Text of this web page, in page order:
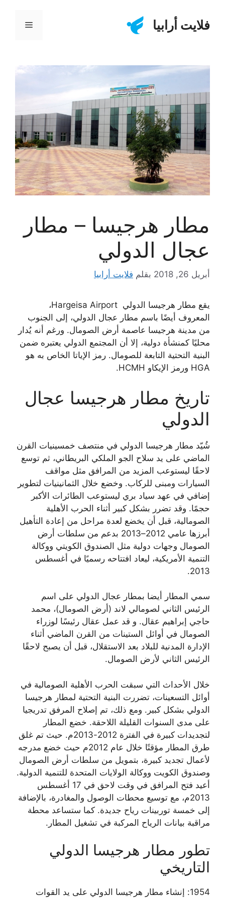
المحتوىفلايت أرابيا القائمة
مطار هرجيسا – مطار
عجال الدولي
أبريل 26, 2018 بقلم فلايت أرابيا
يقع مطار هرجيسا الدولي Hargeisa Airport،
المعروف أيضًا باسم مطار عجال الدولي، إلى الجنوب
من مدينة هرجيسا عاصمة أرض الصومال. ورغم أنه يُدار
محليًا كمنشأة دولية، إلا أن المجتمع الدولي يعتبره ضمن
البنية التحتية التابعة للصومال. رمز الإياتا الخاص به هو
HGA ورمز الإيكاو HCMH.
تاريخ مطار هرجيسا عجال
الدولي
شُيّد مطار هرجيسا الدولي في منتصف خمسينيات القرن
الماضي على يد سلاح الجو الملكي البريطاني، ثم توسع
لاحقًا ليستوعب المزيد من المرافق مثل مواقف
السيارات ومبنى للركاب. وخضع خلال الثمانينيات لتطوير
إضافي في عهد سياد بري ليستوعب الطائرات الأكبر
حجمًا. وقد تضرر بشكل كبير أثناء الحرب الأهلية
الصومالية، قبل أن يخضع لعدة مراحل من إعادة التأهيل
أبرزها عامي 2012–2013 بدعم من سلطات أرض
الصومال وجهات دولية مثل الصندوق الكويتي ووكالة
التنمية الأمريكية، ليعاد افتتاحه رسميًا في أغسطس
2013
.
سمي المطار أيضا بمطار عجال الدولي على اسم
الرئيس الثاني لصومالي لاند (أرض الصومال)، محمد
حاجي إبراهيم عقال. و قد عمل عقال رئيسًا لوزراء
الصومال في أوائل الستينات من القرن الماضي أثناء
الإدارة المدنية للبلاد بعد الاستقلال، قبل أن يصبح لاحقًا
الرئيس الثاني لأرض الصومال.
خلال الأحداث التي سبقت الحرب الأهلية الصومالية في
أوائل التسعينات، تضررت البنية التحتية لمطار هرجيسا
الدولي بشكل كبير. ومع ذلك، تم إصلاح المرفق تدريجيا
على مدى السنوات القليلة اللاحقة. خضع المطار
لتجديدات كبيرة في الفترة 2012-2013م. حيث تم غلق
طرق المطار مؤقتًا خلال عام 2012م حيث خضع مدرجه
لأعمال تجديد كبيرة، بتمويل من سلطات أرض الصومال
وصندوق الكويت ووكالة الولايات المتحدة للتنمية الدولية.
أعيد فتح المرافق في وقت لاحق في 17 أغسطس
2013م، مع توسيع محطات الوصول والمغادرة، بالإضافة
إلى خمسة توربينات رياح جديدة. كما ستساعد محطة
مراقبة بيانات الرياح المركبة في تشغيل المطار.
تطور مطار هرجيسا الدولي
التاريخي
1954: إنشاء مطار هرجيسا الدولي على يد القوات